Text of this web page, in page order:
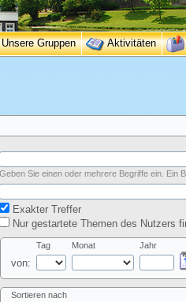
Unsere Gruppen Aktivitäten
Geben Sie einen oder mehrere Begriffe ein. Ein
Exakter Treffer
Nur gestartete Themen des Nutzers
von:
Tag Monat Jahr
Sortieren nach